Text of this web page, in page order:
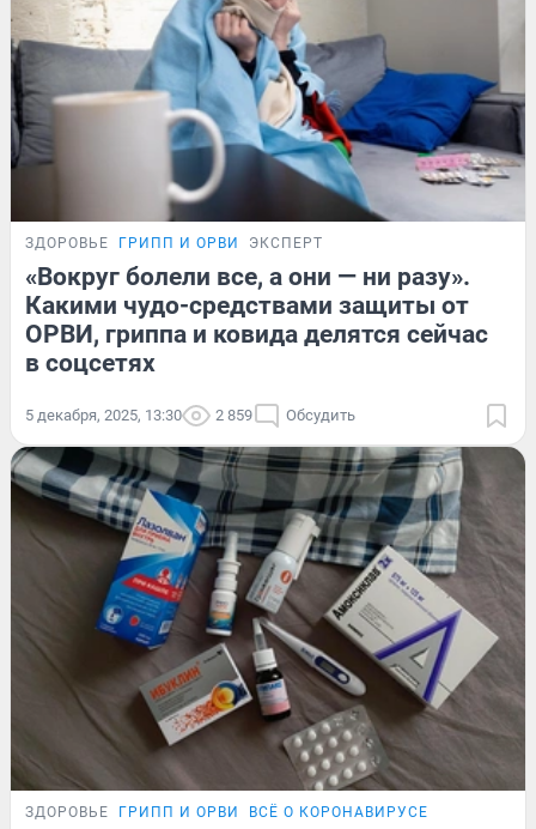
ЗДОРОВЬЕ ГРИПП И ОРВИ ЭКСПЕРТ
«Вокруг болели все, а они — ни разу».
Какими чудо-средствами защиты от
ОРВИ, гриппа и ковида делятся сейчас
в соцсетях
5 декабря, 2025, 13:30 2 859 Обсудить
ЗДОРОВЬЕ ГРИПП И ОРВИ ВСЁ О КОРОНАВИРУСЕ